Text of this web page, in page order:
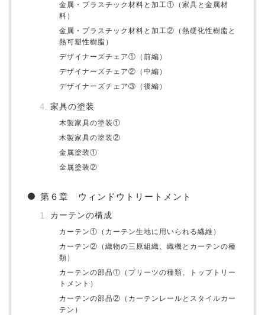
金属・プラスチック材料と加工①（家具と金属材
料）
金属・プラスチック材料と加工②（熱硬化性樹脂と
熱可塑性樹脂）
デザイナーズチェア①（前編）
デザイナーズチェア②（中編）
デザイナーズチェア③（後編）
家具の塗装
木製家具の塗装①
木製家具の塗装②
金属塗装①
金属塗装②
第６章 ウィンドウトリートメント
カーテンの構成
カーテン①（カーテン生地に用いられる繊維）
カーテン②（織物の三原組織、織機とカーテンの種
類）
カーテンの部品①（プリーツの種類、トップトリー
トメント）
カーテンの部品②（カーテンレールとスタイルカー
テン）